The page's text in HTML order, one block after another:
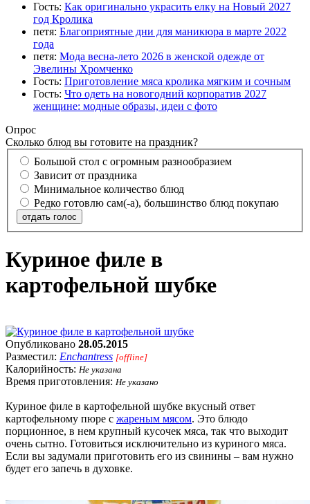
Гость: Как оригинально украсить елку на Новый 2027
год Кролика
петя: Благоприятные дни для маникюра в марте 2022
года
петя: Мода весна-лето 2026 в женской одежде от
Эвелины Хромченко
Гость: Приготовление мяса кролика мягким и сочным
Гость: Что одеть на новогодний корпоратив 2027
женщине: модные образы, идеи с фото
Опрос
Сколько блюд вы готовите на праздник?
Большой стол с огромным разнообразием
Зависит от праздника
Минимальное количество блюд
Редко готовлю сам(-а), большинство блюд покупаю
отдать голос
Куриное филе в
картофельной шубке
Опубликовано 28.05.2015
Разместил: Enchantress [offline]
Калорийность: Не указана
Время приготовления: Не указано
Куриное филе в картофельной шубке вкусный ответ
картофельному пюре с жареным мясом. Это блюдо
порционное, в нем крупный кусочек мяса, так что выходит
очень сытно. Готовиться исключительно из куриного мяса.
Если вы задумали приготовить его из свинины – вам нужно
будет его запечь в духовке.